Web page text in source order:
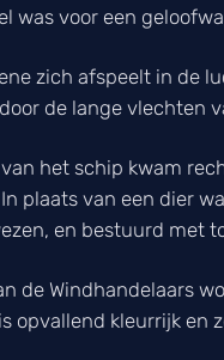
was voor een
zich afspeelt in de
de lange vlechten
het schip kwam
plaats van een dier
en bestuurd met
de Windhandelaars
opvallend kleurrijk en